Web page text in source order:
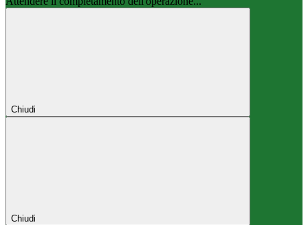
Chiudi
Chiudi